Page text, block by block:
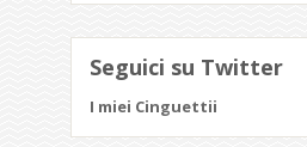
Seguici su Twitter
I miei Cinguettii